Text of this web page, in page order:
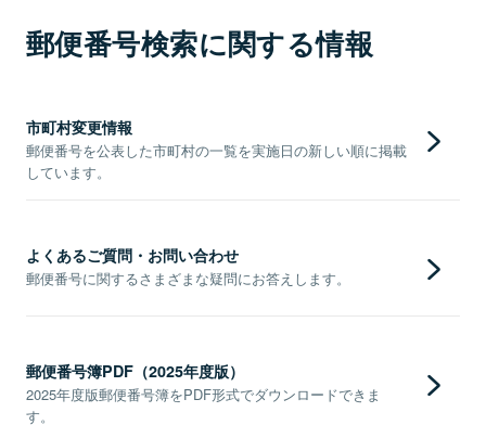
郵便番号検索に関する情報
市町村変更情報
郵便番号を公表した市町村の一覧を実施日の新しい順に掲載
しています。
よくあるご質問・お問い合わせ
郵便番号に関するさまざまな疑問にお答えします。
郵便番号簿PDF（2025年度版）
2025年度版郵便番号簿をPDF形式でダウンロードできま
す。